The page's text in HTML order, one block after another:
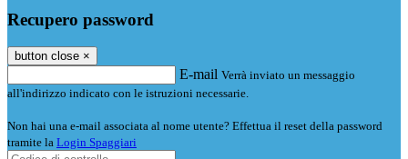
Recupero password
button close ×
E-mail Verrà inviato un messaggio
all'indirizzo indicato con le istruzioni necessarie.
Non hai una e-mail associata al nome utente? Effettua il reset della password
tramite la Login Spaggiari